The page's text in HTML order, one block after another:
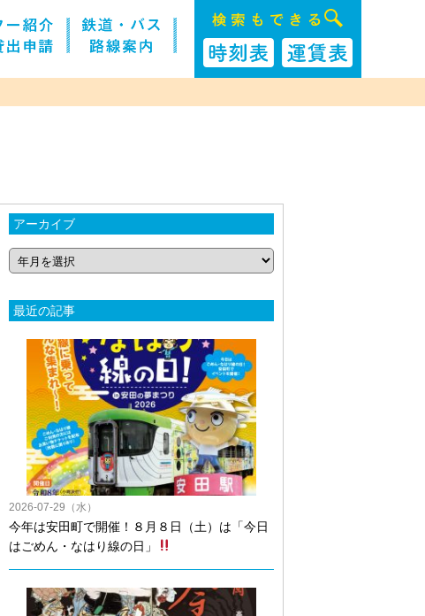
アーカイブ
最近の記事
2026-07-29（水）
今年は安田町で開催！８月８日（土）は「今日
はごめん・なはり線の日」